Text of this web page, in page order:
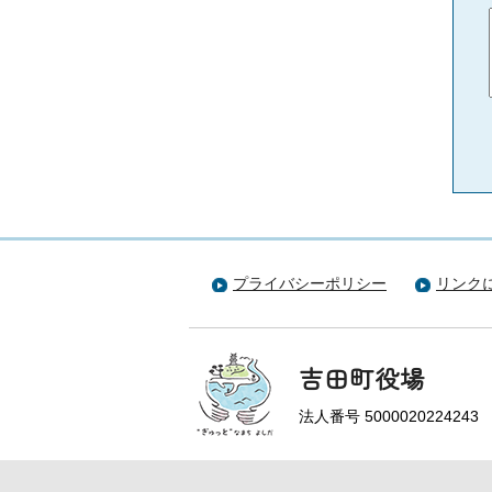
プライバシーポリシー リンク
吉田町役場
法人番号 5000020224243